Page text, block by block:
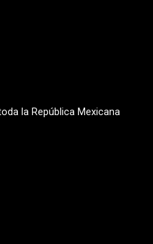
la República Mexicana